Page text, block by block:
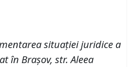
situației juridice a
în Brașov, str. Aleea